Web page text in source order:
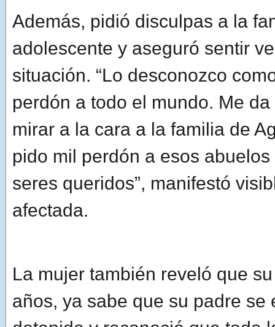
Además, pidió disculpas a la
adolescente y aseguró sentir
situación. “Lo desconozco
perdón a todo el mundo. Me
mirar a la cara a la familia de
pido mil perdón a esos
seres queridos”, manifestó
afectada.
La mujer también reveló que
años, ya sabe que su padre se